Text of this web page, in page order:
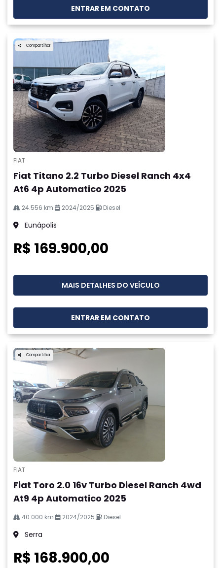
ENTRAR EM CONTATO
Compartilhar
FIAT
Fiat Titano 2.2 Turbo Diesel Ranch 4x4
At6 4p Automatico 2025
24.556 km 2024/2025 Diesel
Eunápolis
R$ 169.900,00
MAIS DETALHES DO VEÍCULO
ENTRAR EM CONTATO
Compartilhar
FIAT
Fiat Toro 2.0 16v Turbo Diesel Ranch 4wd
At9 4p Automatico 2025
40.000 km 2024/2025 Diesel
Serra
R$ 168.900,00